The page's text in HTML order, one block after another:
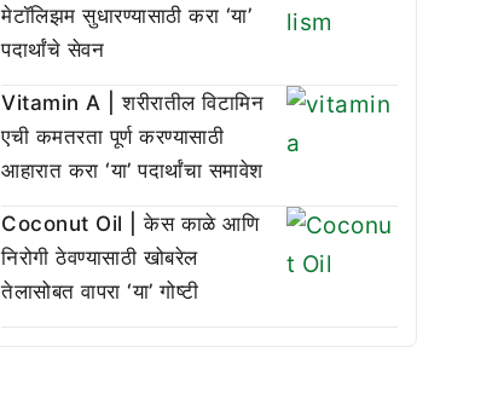
मेटॉलिझम सुधारण्यासाठी करा ‘या’
पदार्थांचे सेवन
Vitamin A | शरीरातील विटामिन
एची कमतरता पूर्ण करण्यासाठी
आहारात करा ‘या’ पदार्थांचा समावेश
Coconut Oil | केस काळे आणि
निरोगी ठेवण्यासाठी खोबरेल
तेलासोबत वापरा ‘या’ गोष्टी